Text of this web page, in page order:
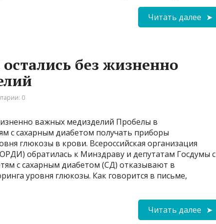
Читать далее
без жизненно
0
важных медизделий Пробелы в
с сахарным диабетом получать приборы
глюкозы в крови. Всероссийская организация
обратилась к Минздраву и депутатам Госдумы с
с сахарным диабетом (СД) отказывают в
уровня глюкозы. Как говорится в письме,
Читать далее